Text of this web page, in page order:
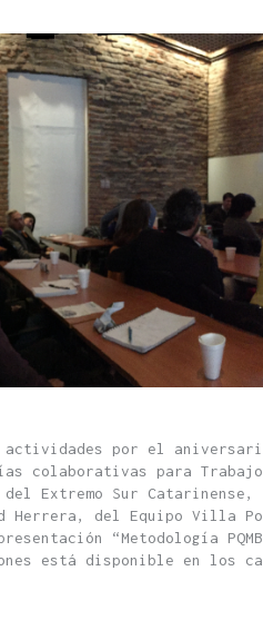
actividades por el
colaborativas para Trabajo
Extremo Sur
Herrera, del Equipo Villa
“Metodología
está disponible en los